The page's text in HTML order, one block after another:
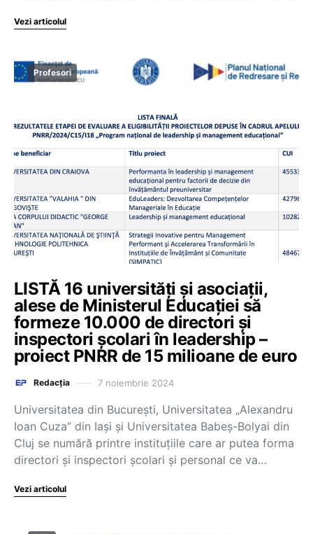
Vezi articolul
Profesori
LISTĂ 16 universități și asociații,
alese de Ministerul Educației să
formeze 10.000 de directori și
inspectori școlari în leadership –
proiect PNRR de 15 milioane de euro
Redacția 7 noiembrie 2024
Universitatea din București, Universitatea „Alexandru
Ioan Cuza” din Iași și Universitatea Babeș-Bolyai din
Cluj se numără printre instituțiile care ar putea forma
directori și inspectori școlari și personal ce va…
Vezi articolul